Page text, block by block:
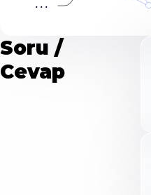
...
Soru /
Cevap